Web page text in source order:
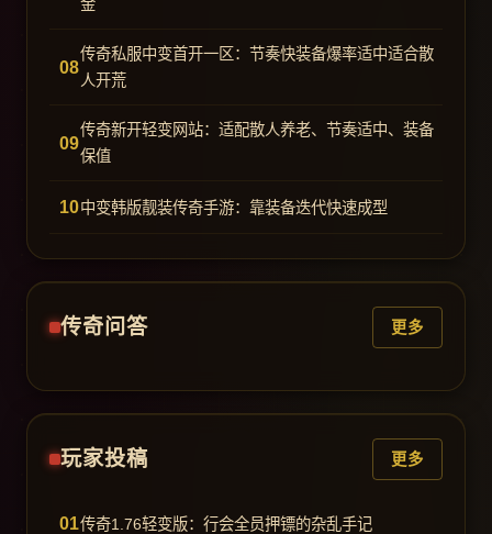
金
传奇私服中变首开一区：节奏快装备爆率适中适合散
人开荒
传奇新开轻变网站：适配散人养老、节奏适中、装备
保值
中变韩版靓装传奇手游：靠装备迭代快速成型
传奇问答 更多
玩家投稿 更多
传奇1.76轻变版：行会全员押镖的杂乱手记